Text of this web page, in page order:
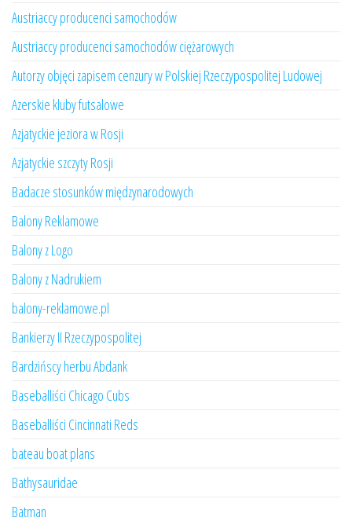
Austriaccy producenci samochodów
Austriaccy producenci samochodów ciężarowych
Autorzy objęci zapisem cenzury w Polskiej Rzeczypospolitej Ludowej
Azerskie kluby futsalowe
Azjatyckie jeziora w Rosji
Azjatyckie szczyty Rosji
Badacze stosunków międzynarodowych
Balony Reklamowe
Balony z Logo
Balony z Nadrukiem
balony-reklamowe.pl
Bankierzy II Rzeczypospolitej
Bardzińscy herbu Abdank
Baseballiści Chicago Cubs
Baseballiści Cincinnati Reds
bateau boat plans
Bathysauridae
Batman